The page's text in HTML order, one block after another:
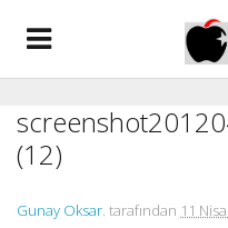
(12)
Gunay Oksar. tarafından 11